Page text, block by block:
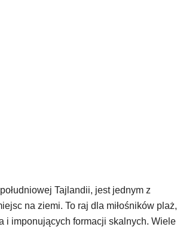
Tajlandii, jest jednym z
na ziemi. To raj dla miłośników plaż,
i imponujących formacji skalnych. Wiele